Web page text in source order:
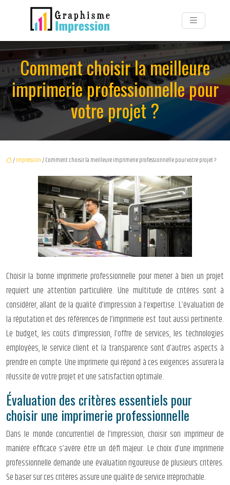
Comment choisir la meilleure
imprimerie professionnelle pour
votre projet ?
/Impression/ Comment choisir la meilleure imprimerie professionnelle pour votre projet ?
Choisir la bonne imprimerie professionnelle pour mener à bien un projet
requiert une attention particulière. Une multitude de critères sont à
considérer, allant de la qualité d’impression à l’expertise. L’évaluation de
la réputation et des références de l’imprimerie est tout aussi pertinente.
Le budget, les coûts d’impression, l’offre de services, les technologies
employées, le service client et la transparence sont d’autres aspects à
prendre en compte. Une imprimerie qui répond à ces exigences assurera la
réussite de votre projet et une satisfaction optimale.
Évaluation des critères essentiels pour
choisir une imprimerie professionnelle
Dans le monde concurrentiel de l’impression, choisir son imprimeur de
manière efficace s’avère être un défi majeur. Le choix d’une imprimerie
professionnelle demande une évaluation rigoureuse de plusieurs critères.
Se baser sur ces critères assure une qualité de service irréprochable.